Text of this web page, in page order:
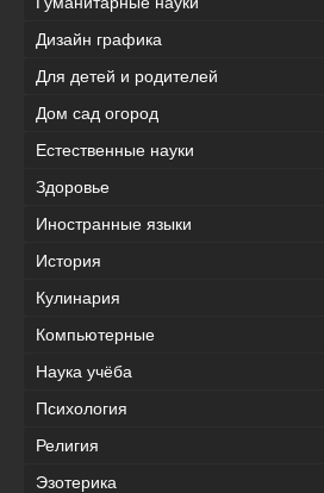
Дизайн графика
Для детей и родителей
Дом сад огород
Естественные науки
Здоровье
Иностранные языки
История
Кулинария
Компьютерные
Наука учёба
Психология
Религия
Эзотерика